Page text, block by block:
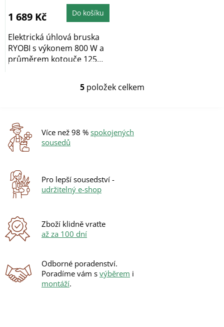
1 689 Kč Do košíku
Elektrická úhlová bruska
RYOBI s výkonem 800 W a
průměrem kotouče 125
O
d
a
r
u
5položek celkem
Více než 98 % spokojených
sousedů
Pro lepší sousedství -
udržitelný e-shop
Zboží klidně vraťte
až za 100 dní
Odborné poradenství.
Poradíme vám s výběrem i
montáží.